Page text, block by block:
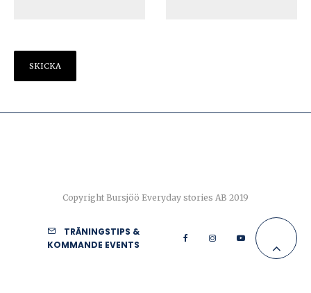
Copyright Bursjöö Everyday stories AB 2019
TRÄNINGSTIPS &
KOMMANDE EVENTS